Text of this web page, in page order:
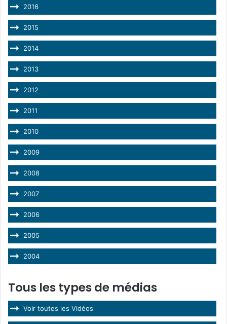
2016
2015
2014
2013
2012
2011
2010
2009
2008
2007
2006
2005
2004
Tous les types de médias
Voir toutes les Vidéos